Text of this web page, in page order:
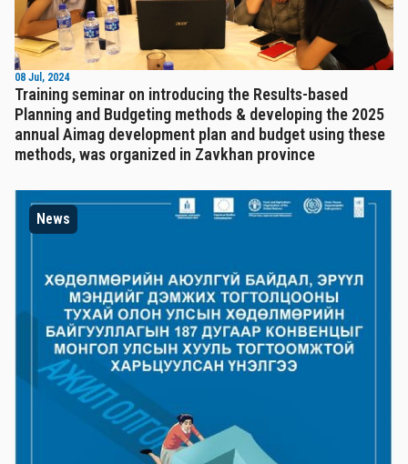
08 Jul, 2024
Training seminar on introducing the Results-based
Planning and Budgeting methods & developing the 2025
annual Aimag development plan and budget using these
methods, was organized in Zavkhan province
News